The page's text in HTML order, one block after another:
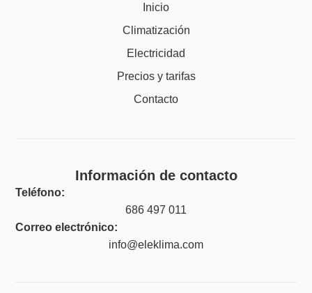
Inicio
Climatización
Electricidad
Precios y tarifas
Contacto
Información de contacto
Teléfono:
686 497 011
Correo electrónico:
info@eleklima.com